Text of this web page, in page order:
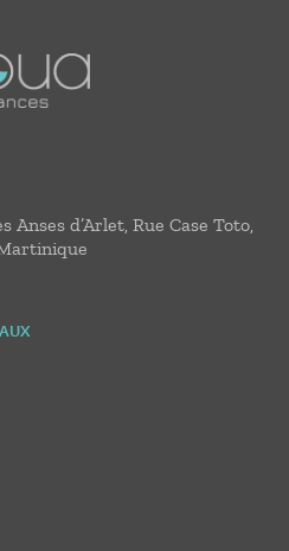
Anses d’Arlet, Rue Case Toto,